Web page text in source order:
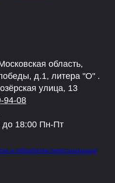
область,
д.1, литера "О" .
улица, 13
94-08
до 18:00 Пн-Пт
и обработки персональных